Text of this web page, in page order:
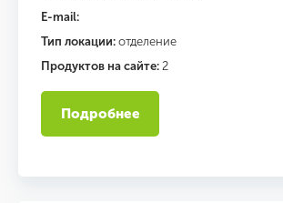
E-mail:
Тип локации: отделение
Продуктов на сайте: 2
Подробнее